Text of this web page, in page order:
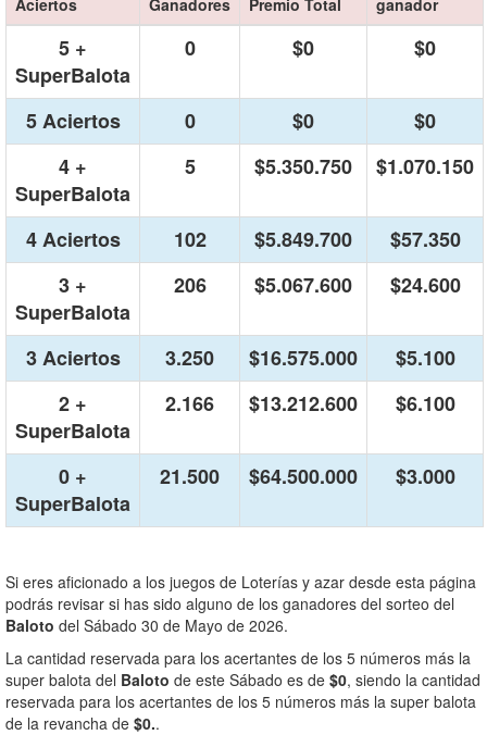
Aciertos Ganadores Premio Total
ganador
5 +
SuperBalota
0 $0 $0
5 Aciertos 0 $0
$0
4 +
SuperBalota
5 $5.350.750 $1.070.150
4 Aciertos 102 $5.849.700
$57.350
3 +
SuperBalota
206 $5.067.600 $24.600
3 Aciertos 3.250 $16.575.000
$5.100
2 +
SuperBalota
2.166 $13.212.600 $6.100
0 +
SuperBalota
21.500 $64.500.000 $3.000
Si eres aficionado a los juegos de Loterías y azar desde esta página
podrás revisar si has sido alguno de los ganadores del sorteo del
Baloto del Sábado 30 de Mayo de 2026.
La cantidad reservada para los acertantes de los 5 números más la
super balota del Baloto de este Sábado es de $0, siendo la cantidad
reservada para los acertantes de los 5 números más la super balota
de la revancha de $0..